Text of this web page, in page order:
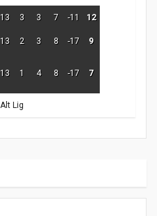
13 3 3 7 -11 12
13 2 3 8 -17 9
13 1 4 8 -17 7
Alt Lig